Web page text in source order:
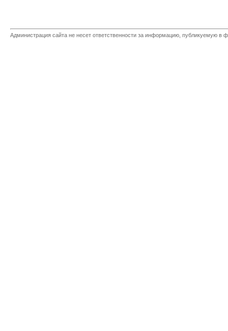
Администрация сайта не несет ответственности за информацию, публикуемую